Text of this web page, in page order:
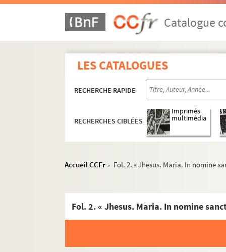
Catalogue
LES CATALOGUES
RECHERCHE RAPIDE
RECHERCHES CIBLÉES
Imprimés
multimédia
Accueil CCFr > Fol. 2. « Jhesus. Maria. In nomine